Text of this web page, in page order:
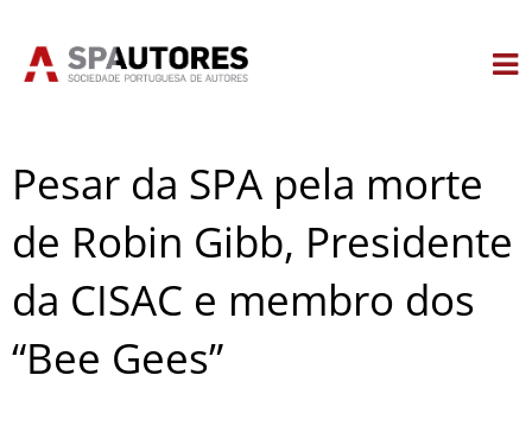
Pesar da SPA pela morte
de Robin Gibb, Presidente
da CISAC e membro dos
“Bee Gees”